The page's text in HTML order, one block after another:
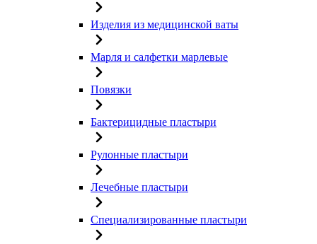
Изделия из медицинской ваты
Марля и салфетки марлевые
Повязки
Бактерицидные пластыри
Рулонные пластыри
Лечебные пластыри
Специализированные пластыри